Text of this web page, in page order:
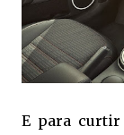
E para